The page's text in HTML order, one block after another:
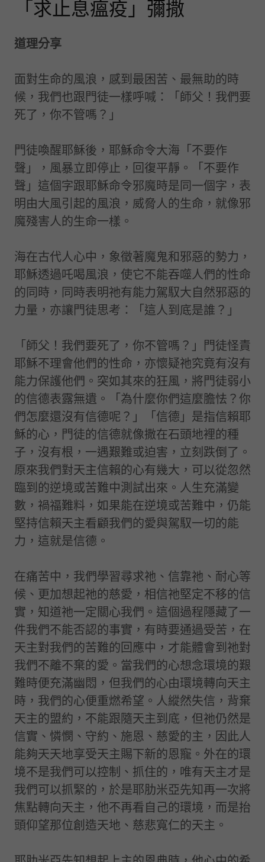
「求止息瘟疫」彌撒
道理分享
面對生命的風浪，感到最困苦、最無助的時
候，我們也跟門徒一樣呼喊：「師父！我們要
死了，你不管嗎？」
門徒喚醒耶穌後，耶穌命令大海「不要作
聲」，風暴立即停止，回復平靜。「不要作
聲」這個字跟耶穌命令邪魔時是同一個字，表
明由大風引起的風浪，威脅人的生命，就像邪
魔殘害人的生命一樣。
海在古代人心中，象徵著魔鬼和邪惡的勢力，
耶穌透過吒喝風浪，使它不能吞噬人們的性命
的同時，同時表明祂有能力駕馭大自然邪惡的
力量，亦讓門徒思考：「這人到底是誰？」
「師父！我們要死了，你不管嗎？」門徒怪責
耶穌不理會他們的性命，亦懷疑祂究竟有沒有
能力保護他們。突如其來的狂風，將門徒弱小
的信德表露無遺。「為什麼你們這麼膽怯？你
們怎麼還沒有信德呢？」「信德」是指信賴耶
穌的心，門徒的信德就像撒在石頭地裡的種
子，沒有根，一遇艱難或迫害，立刻跌倒了。
原來我們對天主信賴的心有幾大，可以從忽然
臨到的逆境或苦難中測試出來。人生充滿變
數，禍福難料，如果能在逆境或苦難中，仍能
堅持信賴天主看顧我們的愛與駕馭一切的能
力，這就是信德。
在痛苦中，我們學習尋求祂、信靠祂、耐心等
候、更加想起祂的慈愛，相信祂堅定不移的信
實，知道祂一定關心我們。這個過程隱藏了一
件我們不能否認的事實，有時要通過受苦，在
天主對我們的苦難的回應中，才能體會到祂對
我們不離不棄的愛。當我們的心想念環境的艱
難時便充滿幽悶，但我們的心由環境轉向天主
時，我們的心便重燃希望。人縱然失信，背棄
天主的盟約，不能跟隨天主到底，但祂仍然是
信實、憐憫、守約、施恩、慈愛的主，因此人
能夠天天地享受天主賜下新的恩寵。外在的環
境不是我們可以控制、抓住的，唯有天主才是
我們可以抓緊的，於是耶肋米亞先知再一次將
焦點轉向天主，他不再看自己的環境，而是抬
頭仰望那位創造天地、慈悲寬仁的天主。